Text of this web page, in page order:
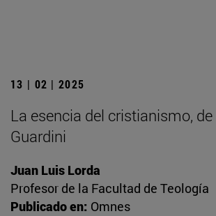
13 | 02 | 2025
La esencia del cristianismo,
Guardini
Juan Luis Lorda
Profesor de la Facultad de Teología
Publicado en: Omnes